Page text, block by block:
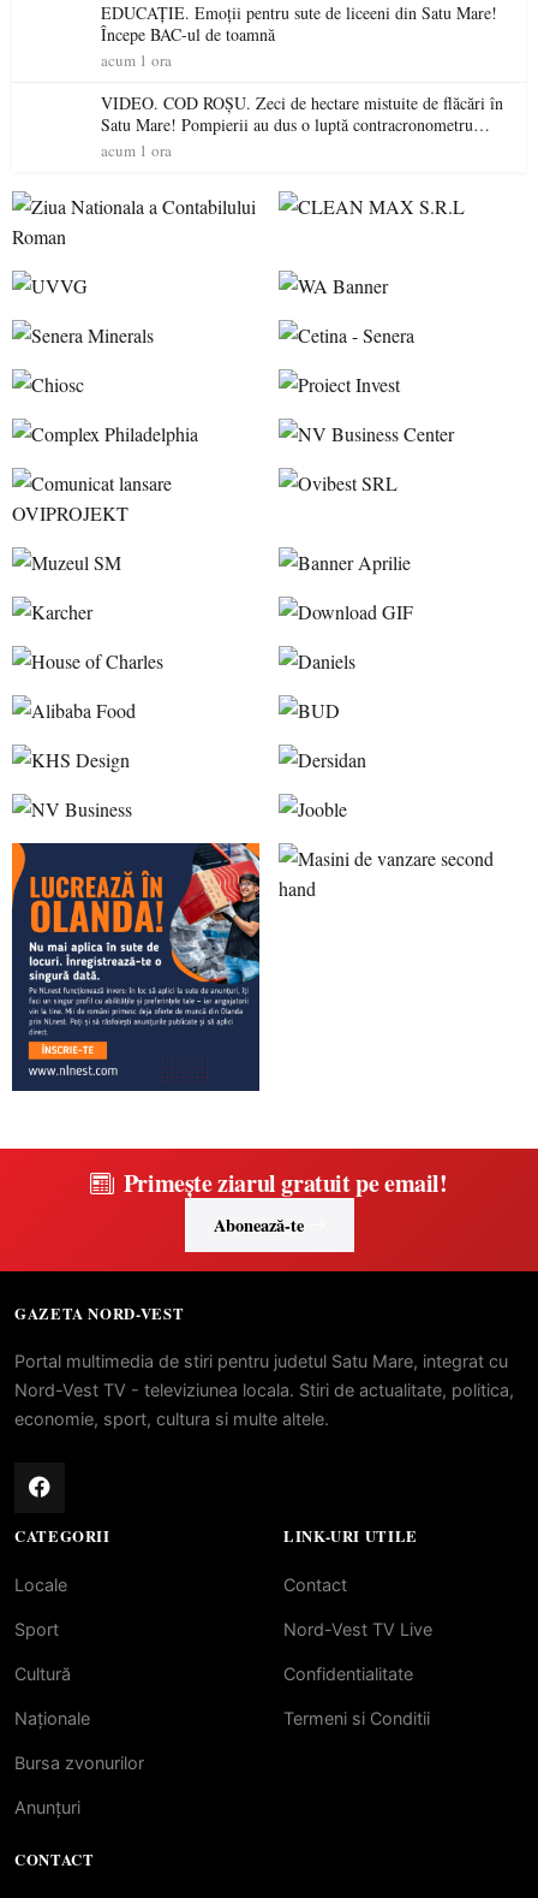
EDUCAȚIE. Emoții pentru sute de liceeni din Satu Mare!
Începe BAC-ul de toamnă
acum 1 ora
VIDEO. COD ROȘU. Zeci de hectare mistuite de flăcări în
Satu Mare! Pompierii au dus o luptă contracronometru
pentru a salva o pădure de la dezastru
acum 1 ora
Primește ziarul gratuit pe email!
Abonează-te
GAZETA NORD-VEST
Portal multimedia de stiri pentru judetul Satu Mare, integrat cu
Nord-Vest TV - televiziunea locala. Stiri de actualitate, politica,
economie, sport, cultura si multe altele.
CATEGORII
Locale
Sport
Cultură
Naționale
Bursa zvonurilor
Anunțuri
LINK-URI UTILE
Contact
Nord-Vest TV Live
Confidentialitate
Termeni si Conditii
CONTACT